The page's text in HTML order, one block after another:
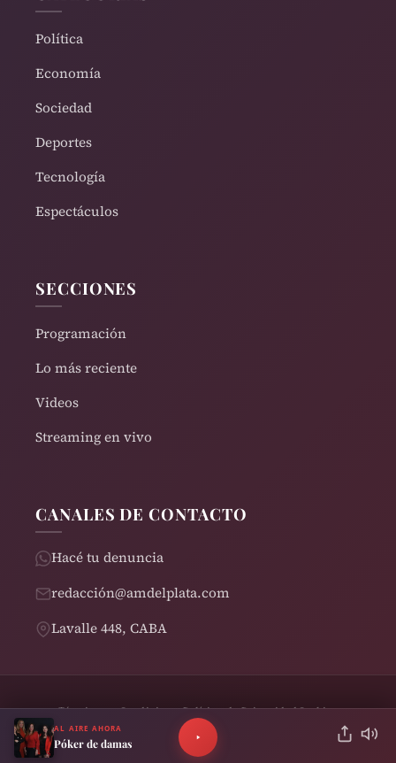
Política
Economía
Sociedad
Deportes
Tecnología
Espectáculos
SECCIONES
Programación
Lo más reciente
Videos
Streaming en vivo
CANALES DE CONTACTO
Hacé tu denuncia
redacción@amdelplata.com
Lavalle 448, CABA
Términos y CondicionesPolítica de PrivacidadCookies
© 2026 AM del Plata 1030 | Design by
AL AIRE AHORA
Póker de damas